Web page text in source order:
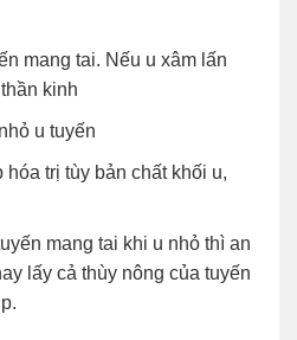
mang tai. Nếu u xâm lấn
kinh
u tuyến
trị tùy bản chất khối u,
mang tai khi u nhỏ thì an
lấy cả thùy nông của tuyến